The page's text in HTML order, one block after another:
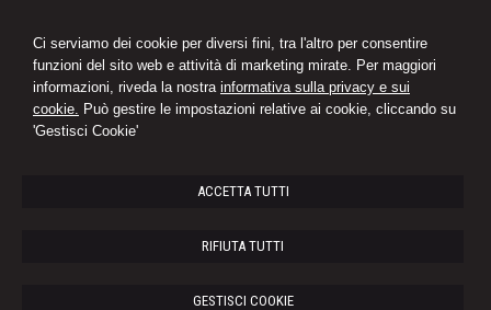
Ci serviamo dei cookie per diversi fini, tra l'altro per consentire
funzioni del sito web e attività di marketing mirate. Per maggiori
informazioni, riveda la nostra informativa sulla privacy e sui
cookie. Può gestire le impostazioni relative ai cookie, cliccando su
'Gestisci Cookie'
ACCETTA TUTTI
RIFIUTA TUTTI
GESTISCI COOKIE